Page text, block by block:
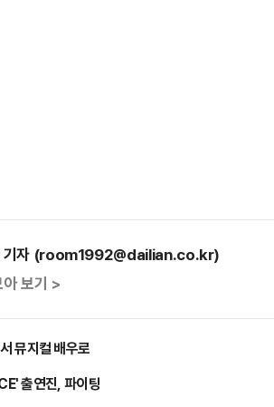
기자 (room1992@dailian.co.kr)
보기 >
뮤지컬 배우로
출연진, 파이팅